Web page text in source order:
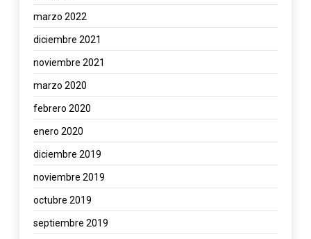
marzo 2022
diciembre 2021
noviembre 2021
marzo 2020
febrero 2020
enero 2020
diciembre 2019
noviembre 2019
octubre 2019
septiembre 2019